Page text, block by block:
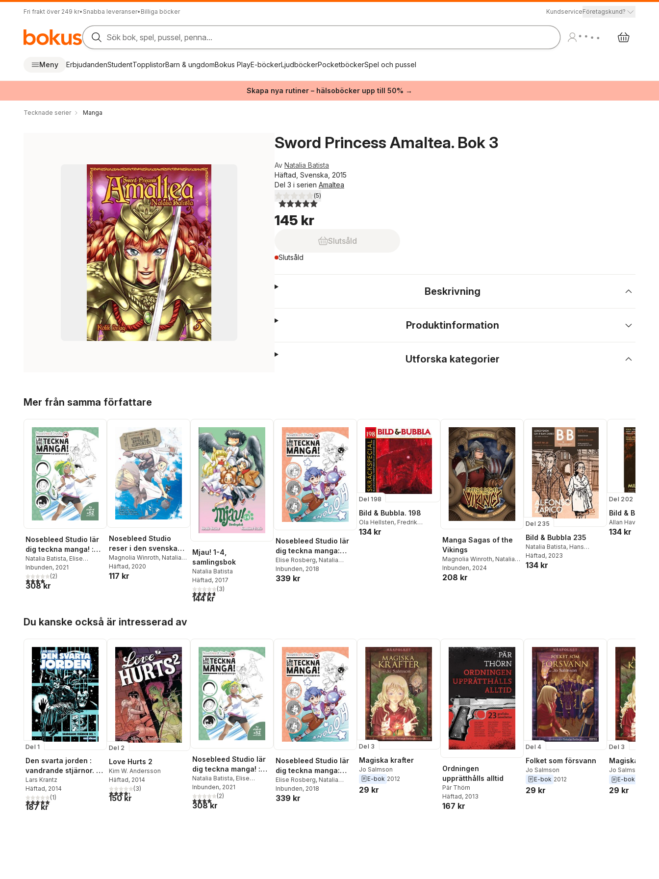
Fri frakt över 249 kr• Snabba leveranser• Billiga böcker KundserviceFöretagskund?
Sök bok, spel, pussel, penna...
Meny ErbjudandenStudentTopplistorBarn & ungdomBokus PlayE-böckerLjudböckerPocketböckerSpel och pussel
Skapa nya rutiner – hälsoböcker upp till 50% →
Tecknade serier Manga
Sword Princess Amaltea. Bok 3
Av Natalia Batista
Häftad, Svenska, 2015
Del 3 i serien Amaltea
5,0utav 5 stjärnor. Totalt antal röster:
(5)
145 kr
Slutsåld
Slutsåld
Beskrivning
Produktinformation
Utforska kategorier
Mer från samma författare
Nosebleed Studio lär
dig teckna manga! :
karaktärsdesign
Natalia Batista, Elise
Rosberg
Inbunden, 2021
4,0utav 5 stjärnor. Totalt antal röster:
(2)
308 kr
Nosebleed Studio
reser i den svenska
historien
Magnolia Winroth, Natalia
Batista, Joakim Waller
Häftad, 2020
117 kr
Mjau! 1-4,
samlingsbok
Natalia Batista
Häftad, 2017
4,7utav 5 stjärnor. Totalt antal röster:
(3)
144 kr
Nosebleed Studio lär
dig teckna manga:
serieskapande
Elise Rosberg, Natalia
Batista,Magnolia Winroth
Inbunden, 2018
339 kr
Del 198
Bild & Bubbla. 198
Ola Hellsten, Fredrik
Strömberg
134 kr
Manga Sagas of the
Vikings
Magnolia Winroth, Natalia
Batista,Linn Olsson
Inbunden, 2024
208 kr
Del 235
Bild & Bubbla 235
Natalia Batista, Hans
Rothenberg,
Schylström
Häftad, 2023
134 kr
Del 202
Bild & Bubbla.
Allan Haverholm
Hellsten
134 kr
Du kanske också är intresserad av
Del 1
Den svarta jorden :
vandrande stjärnor. D.
1
Lars Krantz
Häftad, 2014
5,0utav 5 stjärnor. Totalt antal röster:
(1)
187 kr
Del 2
Love Hurts 2
Kim W. Andersson
Häftad, 2014
4,3utav 5 stjärnor. Totalt antal röster:
(3)
150 kr
Nosebleed Studio lär
dig teckna manga! :
karaktärsdesign
Natalia Batista, Elise
Rosberg
Inbunden, 2021
4,0utav 5 stjärnor. Totalt antal röster:
(2)
308 kr
Nosebleed Studio lär
dig teckna manga:
serieskapande
Elise Rosberg, Natalia
Batista,Magnolia Winroth
Inbunden, 2018
339 kr
Del 3
Magiska krafter
Jo Salmson
E-bok 2012
29 kr
Ordningen
upprätthålls alltid
Pär Thörn
Häftad, 2013
167 kr
Del 4
Folket som försvann
Jo Salmson
E-bok 2012
29 kr
Del 3
Magiska
Jo Salmson
E-bok
29 kr